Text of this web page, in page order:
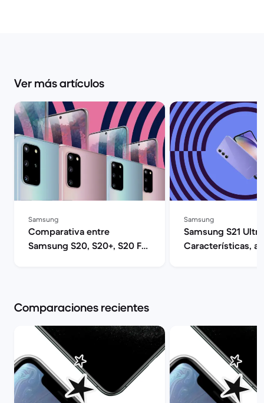
Ver más artículos
Samsung
Comparativa entre
Samsung S20, S20+, S20 FE
Samsung
Samsung S21
Características,
Comparaciones recientes